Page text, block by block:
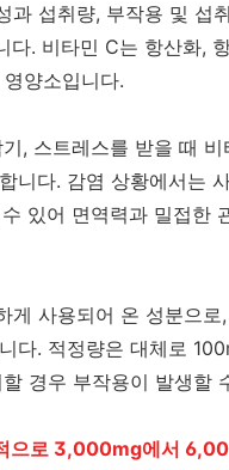
과 섭취량, 부작용 및 섭
다. 비타민 C는 항산화,
양소입니다.
, 스트레스를 받을 때
니다. 감염 상황에서는
있어 면역력과 밀접한
게 사용되어 온 성분으로
다. 적정량은 대체로
경우 부작용이 발생할
으로 3,000mg에서